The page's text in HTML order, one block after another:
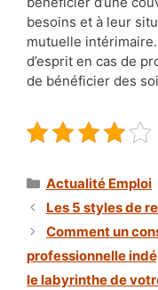
besoins et à leur
mutuelle
d’esprit en cas de
de bénéficier des
Catégories
Actualité Emploi
Les 5 styles de
Comment un
professionnelle
le labyrinthe de